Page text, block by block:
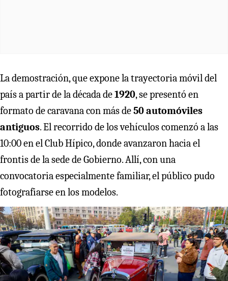
La demostración, que expone la trayectoria móvil del
país a partir de la década de1920, se presentó en
formato de caravana con más de50 automóviles
antiguos. El recorrido de los vehículos comenzó a las
10:00 en el Club Hípico, donde avanzaron hacia el
frontis de la sede de Gobierno. Allí, con una
convocatoria especialmente familiar, el público pudo
fotografiarse en los modelos.